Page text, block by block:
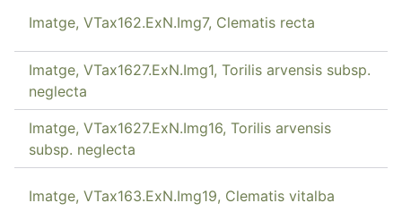
Imatge, VTax162.ExN.Img7, Clematis recta
Imatge, VTax1627.ExN.Img1, Torilis arvensis subsp.
neglecta
Imatge, VTax1627.ExN.Img16, Torilis arvensis
subsp. neglecta
Imatge, VTax163.ExN.Img19, Clematis vitalba